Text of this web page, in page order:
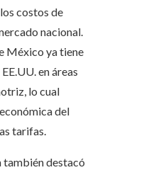
costos de
nacional.
México ya tiene
en áreas
lo cual
del
tarifas.
también destacó